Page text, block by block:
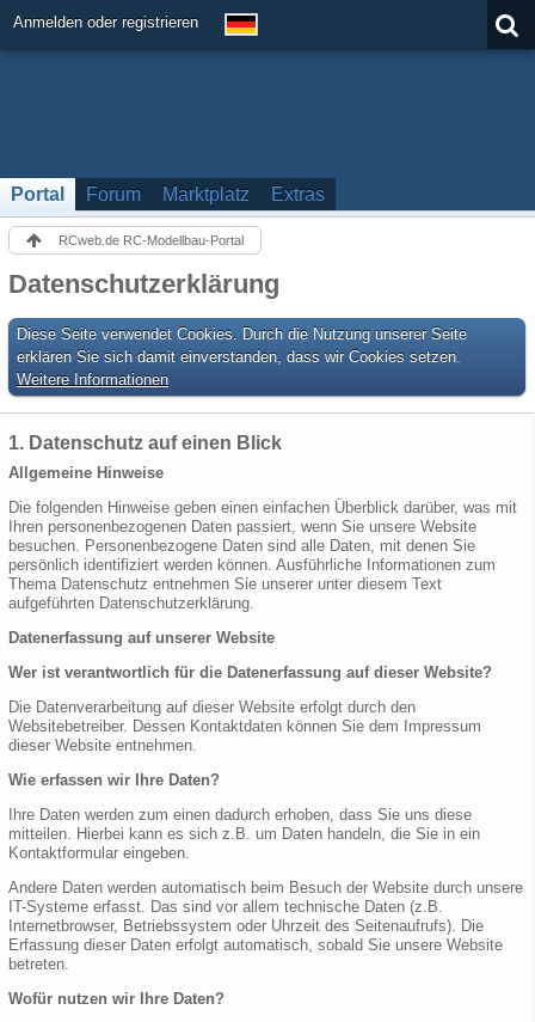
Anmelden oder registrieren
Portal Forum Marktplatz Extras
RCweb.de RC-Modellbau-Portal
Datenschutzerklärung
Diese Seite verwendet Cookies. Durch die Nutzung unserer Seite
erklären Sie sich damit einverstanden, dass wir Cookies setzen.
Weitere Informationen
1. Datenschutz auf einen Blick
Allgemeine Hinweise
Die folgenden Hinweise geben einen einfachen Überblick darüber, was mit
Ihren personenbezogenen Daten passiert, wenn Sie unsere Website
besuchen. Personenbezogene Daten sind alle Daten, mit denen Sie
persönlich identifiziert werden können. Ausführliche Informationen zum
Thema Datenschutz entnehmen Sie unserer unter diesem Text
aufgeführten Datenschutzerklärung.
Datenerfassung auf unserer Website
Wer ist verantwortlich für die Datenerfassung auf dieser Website?
Die Datenverarbeitung auf dieser Website erfolgt durch den
Websitebetreiber. Dessen Kontaktdaten können Sie dem Impressum
dieser Website entnehmen.
Wie erfassen wir Ihre Daten?
Ihre Daten werden zum einen dadurch erhoben, dass Sie uns diese
mitteilen. Hierbei kann es sich z.B. um Daten handeln, die Sie in ein
Kontaktformular eingeben.
Andere Daten werden automatisch beim Besuch der Website durch unsere
IT-Systeme erfasst. Das sind vor allem technische Daten (z.B.
Internetbrowser, Betriebssystem oder Uhrzeit des Seitenaufrufs). Die
Erfassung dieser Daten erfolgt automatisch, sobald Sie unsere Website
betreten.
Wofür nutzen wir Ihre Daten?